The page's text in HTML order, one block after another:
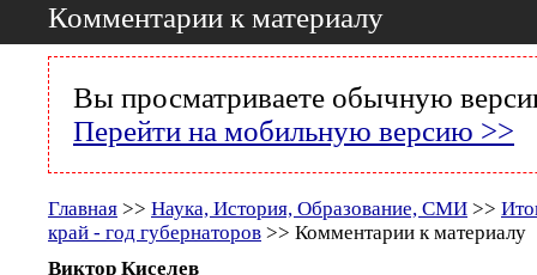
Комментарии к материалу
Вы просматриваете обычную
Перейти на мобильную версию >>
Главная >> Наука, История, Образование, СМИ >>
край - год губернаторов >> Комментарии к материалу
Виктор Киселев